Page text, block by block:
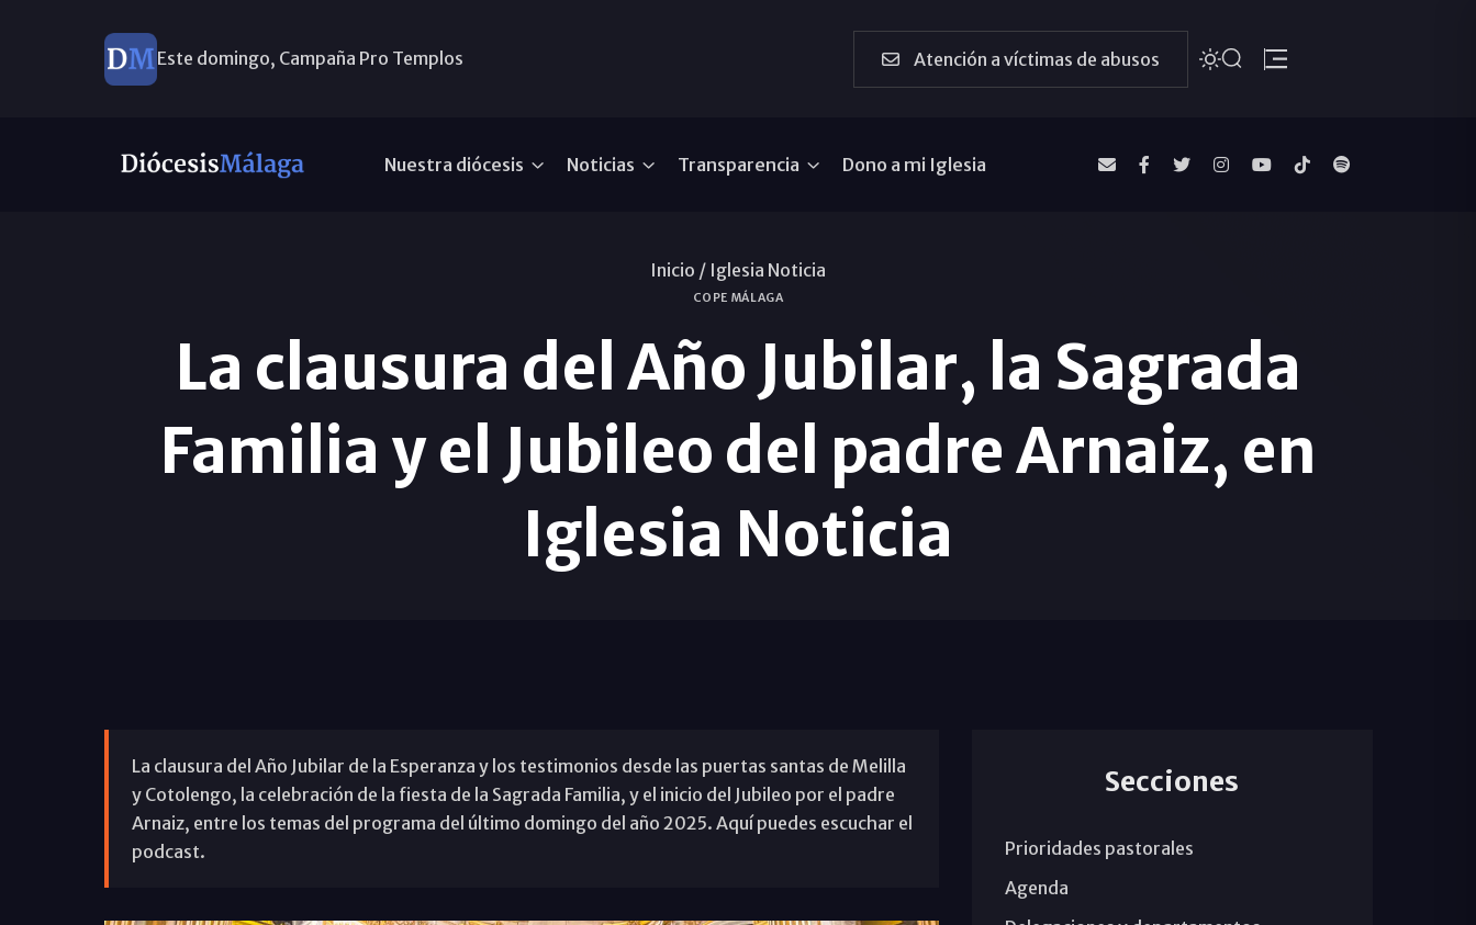
Este domingo, Campaña Pro Templos Atención a víctimas de abusos
Nuestra diócesis Noticias Transparencia Dono a mi Iglesia
Inicio / Iglesia Noticia
COPE MÁLAGA
La clausura del Año Jubilar, la Sagrada
Familia y el Jubileo del padre Arnaiz, en
Iglesia Noticia
La clausura del Año Jubilar de la Esperanza y los testimonios desde las puertas santas de Melilla
y Cotolengo, la celebración de la fiesta de la Sagrada Familia, y el inicio del Jubileo por el padre
Arnaiz, entre los temas del programa del último domingo del año 2025. Aquí puedes escuchar el
podcast.
Secciones
Prioridades pastorales
Agenda